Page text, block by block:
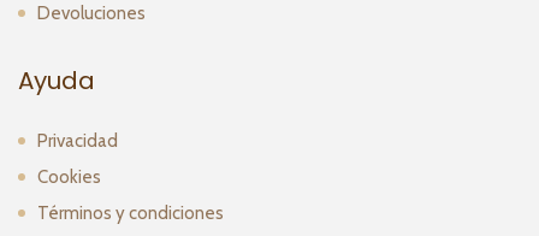
Devoluciones
Ayuda
Privacidad
Cookies
Términos y condiciones